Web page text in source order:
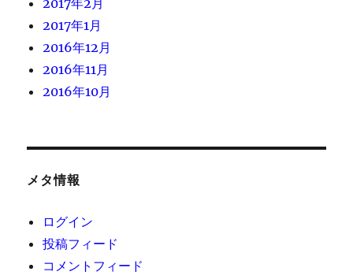
2017年2月
2017年1月
2016年12月
2016年11月
2016年10月
メタ情報
ログイン
投稿フィード
コメントフィード